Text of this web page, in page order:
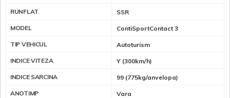
RUNFLAT SSR
MODEL ContiSportContact 3
TIP VEHICUL Autoturism
INDICE VITEZA Y (300km/h)
INDICE SARCINA 99 (775kg/anvelopa)
ANOTIMP Vara